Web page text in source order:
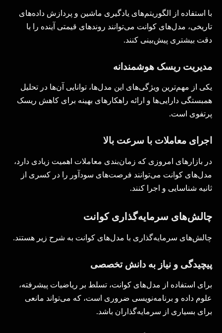
با استفاده از الگوریتم‌های یادگیری ماشین و پردازش داده‌های
تاریخی، مدل‌های کوانت می‌توانند روندهای قیمتی آینده را با
دقت بیشتری پیش‌بینی کنند.
مدیریت ریسک هوشمندانه
یکی از مهم‌ترین ویژگی‌های این مدل‌ها، توانایی آن‌ها در تحلیل
همبستگی دارایی‌ها و ارائه راهکارهای بهینه برای کاهش ریسک
پرتفوی است.
اجرای معاملات با سرعت بالا
در بازارهای امروزی که زمان‌بندی معاملات اهمیت زیادی دارد،
مدل‌های کوانت می‌توانند فرصت‌های سودآور را در کسری از
ثانیه شناسایی و اجرا کنند.
چالش‌های سرمایه‌گذاری کوانت
چالش‌های سرمایه‌گذاری با مدل‌های کوانت به شرح زیر هستند.
پیچیدگی و نیاز به دانش تخصصی
برای استفاده از مدل‌های کوانت، تسلط بر ریاضیات پیشرفته،
علوم داده و برنامه‌نویسی ضروری است، که می‌تواند مانعی
برای بسیاری از سرمایه‌گذاران باشد.